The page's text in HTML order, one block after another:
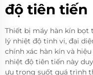
độ tiên tiến
Thiết bị máy hàn kín
lý nhiệt độ tinh vi, đại
chính xác hàn kín và
nhiệt độ tiên tiến này
ưu trong suốt quá trình